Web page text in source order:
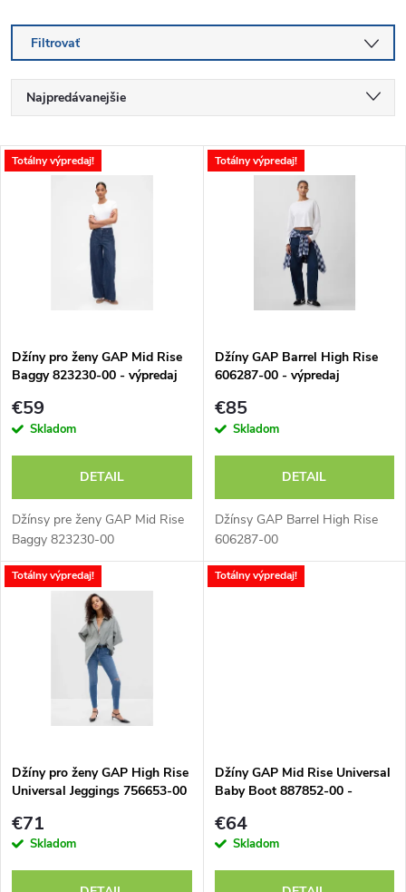
Filtrovať
R
a
e
p
r
o
d
u
v
Najpredávanejšie
Najdrahšie
V
s
p
r
d
u
v
Totálny výpredaj!
Džíny pro ženy GAP Mid Rise
Baggy 823230-00 - výpredaj
€59
Skladom
DETAIL
Džínsy pre ženy GAP Mid Rise
Baggy 823230-00
Totálny výpredaj!
Džíny GAP Barrel High Rise
606287-00 - výpredaj
€85
Skladom
DETAIL
Džínsy GAP Barrel High Rise
606287-00
Totálny výpredaj!
Džíny pro ženy GAP High Rise
Universal Jeggings 756653-00
€71
Skladom
Totálny výpredaj!
Džíny GAP Mid Rise Universal
Baby Boot 887852-00 -
€64
Skladom